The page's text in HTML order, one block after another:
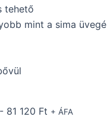
tehető
mint a sima üvegé
81 120 Ft + ÁFA